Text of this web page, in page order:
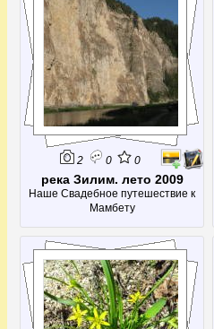
2 0 0
река Зилим. лето 2009
Наше Свадебное путешествие к
Мамбету